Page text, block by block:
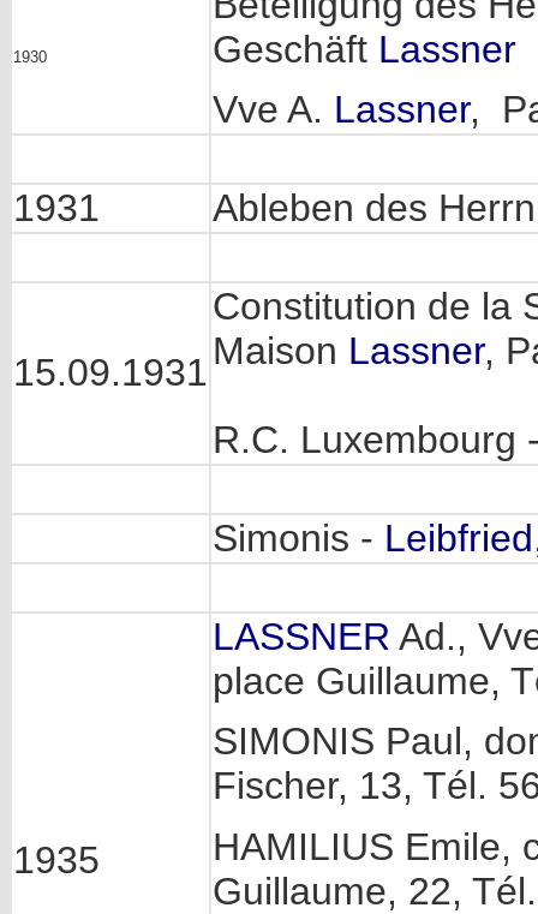
1930
Geschäft Lassner
Vve A. Lassner,
1931 Ableben des
15.09.1931
Constitution de la
Maison Lassner,
R.C. Luxembourg
Simonis - Leibfried
1935
LASSNER Ad.,
place Guillaume,
SIMONIS Paul,
Fischer, 13, Tél.
HAMILIUS Emile,
Guillaume, 22,